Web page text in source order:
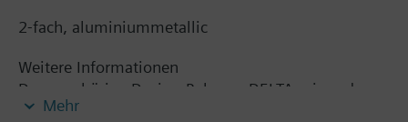
2-fach, aluminiummetallic
Weitere Informationen
Der zugehörige Design-Rahmen DELTA miro oder
DELTA line ist getrennt zu bestellen.
Mehr